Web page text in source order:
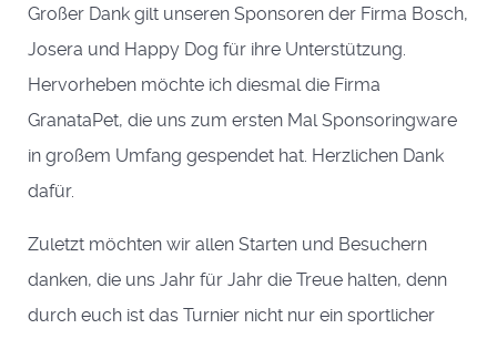
Großer Dank gilt unseren Sponsoren der Firma Bosch,
Josera und Happy Dog für ihre Unterstützung.
Hervorheben möchte ich diesmal die Firma
GranataPet, die uns zum ersten Mal Sponsoringware
in großem Umfang gespendet hat. Herzlichen Dank
dafür.
Zuletzt möchten wir allen Starten und Besuchern
danken, die uns Jahr für Jahr die Treue halten, denn
durch euch ist das Turnier nicht nur ein sportlicher